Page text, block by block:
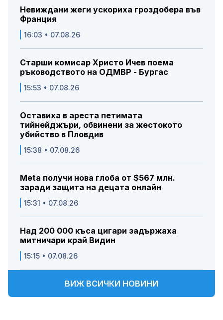
Невиждани жеги ускориха гроздобера във
Франция
16:03 • 07.08.26
Старши комисар Христо Ичев поема
ръководството на ОДМВР - Бургас
15:53 • 07.08.26
Оставиха в ареста петимата
тийнейджъри, обвинени за жестокото
убийство в Пловдив
15:38 • 07.08.26
Meta получи нова глоба от $567 млн.
заради защита на децата онлайн
15:31 • 07.08.26
Над 200 000 къса цигари задържаха
митничари край Видин
15:15 • 07.08.26
ВИЖ ВСИЧКИ НОВИНИ